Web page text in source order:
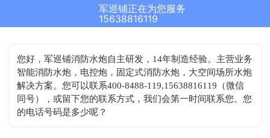
军巡铺正在为您服务
15638816119
您好，军巡铺消防水炮自主研发，14年制造经验。主营业务
智能消防水炮，电控炮，固定式消防水炮，大空间场所水炮
解决方案。您可以联系400-8488-119,15638816119（微信
同号），或留下您的联系方式，我们会第一时间联系您。您
的电话号码是多少呢？